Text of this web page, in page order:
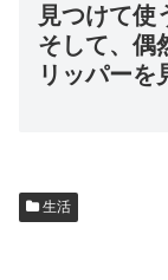
見つけて使
そして、偶
リッパーを
生活